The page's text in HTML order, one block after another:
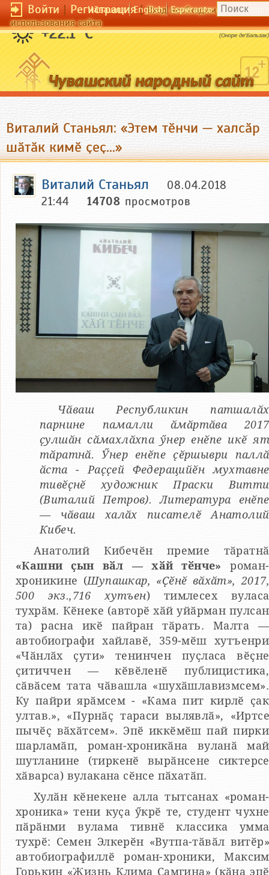
Войти|Регистрация|Вход необходим для
использования сайта
Чӑвашла English Esperanto
+22.1 °C Хорошее приходит пока мы спим.
(Оноре де'Бальзак)
Виталий Станьял: «Этем тӗнчи — халсӑр
шӑтӑк кимӗ ҫеҫ...»
Виталий Станьял
08.04.2018
21:44
14708 просмотров
Чӑваш Республикин патшалӑх
парнине памалли ӑмӑртӑва 2017
ҫулшӑн сӑмахлӑхпа ӳнер енӗпе икӗ ят
тӑратнӑ. Ӳнер енӗпе ҫӗршыври паллӑ
ӑста - Раҫҫей Федерацийӗн мухтавне
тивӗҫнӗ художник Праски Витти
(Виталий Петров). Литература енӗпе
— чӑваш халӑх писателӗ Анатолий
Кибеч.
Анатолий Кибечӗн премие тӑратнӑ
«Кашни ҫын вӑл — хӑй тӗнче» роман-
хроникине (Шупашкар, «Ҫӗнӗ вӑхӑт», 2017,
500 экз.,716 хутъен) тимлесех вуласа
тухрӑм. Кӗнеке (авторӗ хӑй уйӑрман пулсан
та) расна икӗ пайран тӑрать. Малта —
автобиографи хайлавӗ, 359-мӗш хутъенри
«Чӑнлӑх ҫути» тенинчен пуҫласа вӗҫне
ҫитиччен — кӗвӗленӗ публицистика,
сӑвӑсем тата чӑвашла «шухӑшлавизмсем».
Ку пайри ярӑмсем - «Кама пит кирлӗ ҫак
ултав.», «Пурнӑҫ тараси вылявлӑ», «Иртсе
пычӗҫ вӑхӑтсем». Эпӗ иккӗмӗш пай пирки
шарламӑп, роман-хроникӑна вуланӑ май
шутланине (тиркенӗ вырӑнсене сиктерсе
хӑварса) вулакана сӗнсе пӑхатӑп.
Хулӑн кӗнекене алла тытсанах «роман-
хроника» тени куҫа ӳкрӗ те, студент чухне
пӑрӑнми вулама тивнӗ классика умма
тухрӗ: Семен Элкерӗн «Вутпа-тӑвӑл витӗр»
автобиографиллӗ роман-хроники, Максим
Горькин «Жизнь Клима Самгина» (кӑна эпӗ